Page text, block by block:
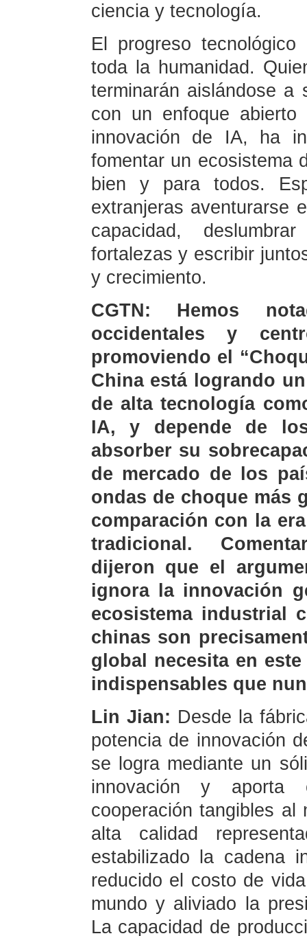
ciencia y tecnología.
El progreso
toda la humanidad.
terminarán aislándose a
con un enfoque
innovación de IA, ha
fomentar un ecosistema
bien y para todos.
extranjeras aventurarse
capacidad,
fortalezas y escribir
y crecimiento.
CGTN: Hemos
occidentales y
promoviendo el
China está logrando
de alta tecnología
IA, y depende de
absorber su
de mercado de los
ondas de choque más
comparación con la
tradicional.
dijeron que el
ignora la innovación
ecosistema industrial
chinas son
global necesita en
indispensables que
Lin Jian: Desde la
potencia de innovación
se logra mediante un
innovación y aporta
cooperación tangibles
alta calidad
estabilizado la cadena
reducido el costo de
mundo y aliviado la
La capacidad de